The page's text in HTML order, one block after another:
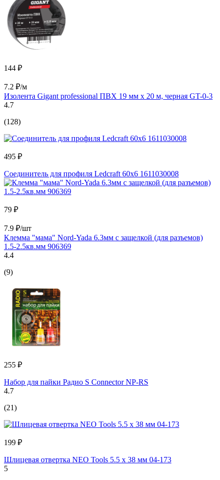
144 ₽
7.2 ₽/м
Изолента Gigant professional ПВХ 19 мм х 20 м, черная GT-0-3
4.7
(128)
495 ₽
Cоединитель для профиля Ledcraft 60x6 1611030008
79 ₽
7.9 ₽/шт
Клемма "мама" Nord-Yada 6.3мм с защелкой (для разъемов)
1.5-2.5кв.мм 906369
4.4
(9)
255 ₽
Набор для пайки Радио S Connector NP-RS
4.7
(21)
199 ₽
Шлицевая отвертка NEO Tools 5.5 x 38 мм 04-173
5